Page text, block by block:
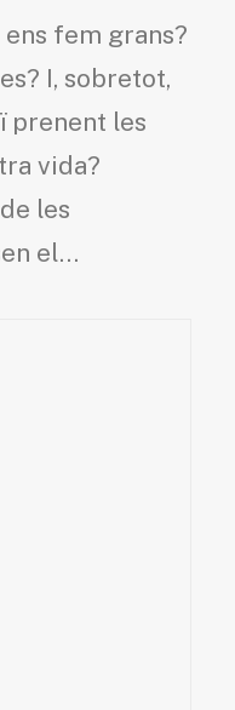
fem grans?
I, sobretot,
prenent les
vida?
les
el…